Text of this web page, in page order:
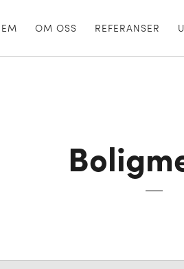
OM OSS REFERANSER